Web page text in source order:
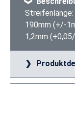
190mm (+/-
1,2mm